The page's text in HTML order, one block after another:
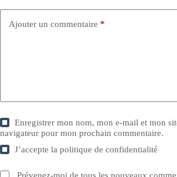
Ajouter un commentaire *
Enregistrer mon nom, mon e-mail et mon
navigateur pour mon prochain commentaire.
J’accepte lapolitique de confidentialité